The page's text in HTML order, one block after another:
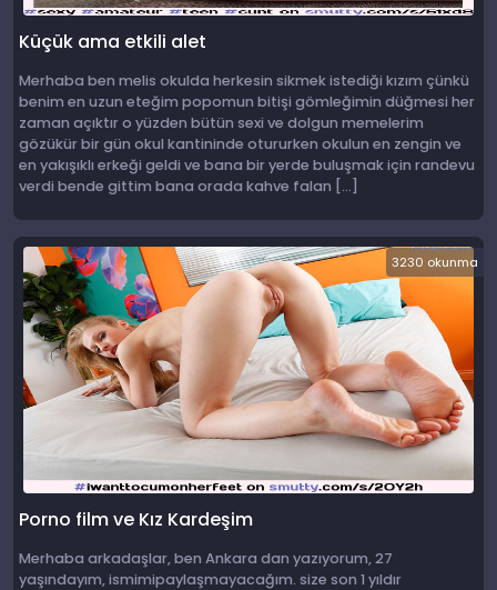
Küçük ama etkili alet
Merhaba ben melis okulda herkesin sikmek istediği kızım çünkü
benim en uzun eteğim popomun bitişi gömleğimin düğmesi her
zaman açıktır o yüzden bütün sexi ve dolgun memelerim
gözükür bir gün okul kantininde otururken okulun en zengin ve
en yakışıklı erkeği geldi ve bana bir yerde buluşmak için randevu
verdi bende gittim bana orada kahve falan […]
3230 okunma
Porno film ve Kız Kardeşim
Merhaba arkadaşlar, ben Ankara dan yazıyorum, 27
yaşındayım, ismimipaylaşmayacağım. size son 1 yıldır